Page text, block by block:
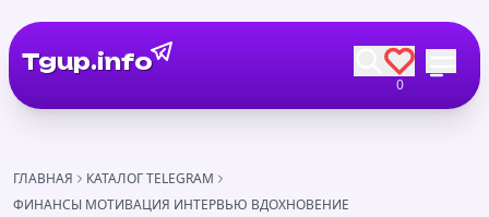
Tgup.info
0
ГЛАВНАЯ
КАТАЛОГ TELEGRAM
ФИНАНСЫ МОТИВАЦИЯ ИНТЕРВЬЮ ВДОХНОВЕНИЕ